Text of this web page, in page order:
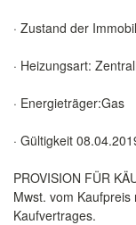
· Zustand der
· Heizungsart:
· Energieträger:Gas
· Gültigkeit
PROVISION FÜR
Mwst. vom
Kaufvertrages.